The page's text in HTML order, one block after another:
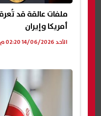
ملفات عالقة قد
أمريكا وإيران
الأحد 14/06/2026 02:20 م